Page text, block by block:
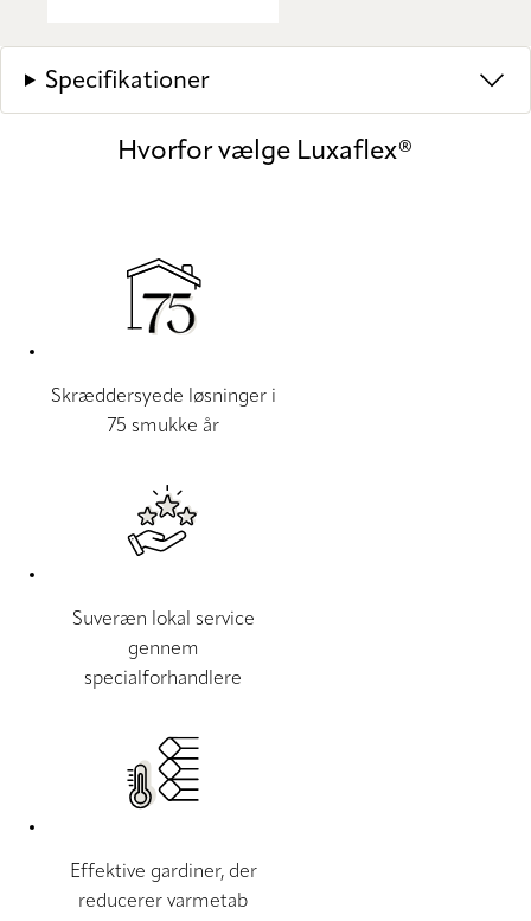
Specifikationer
Hvorfor vælge Luxaflex®
Skræddersyede løsninger i
75 smukke år
Suveræn lokal service
gennem
specialforhandlere
Effektive gardiner, der
reducerer varmetab